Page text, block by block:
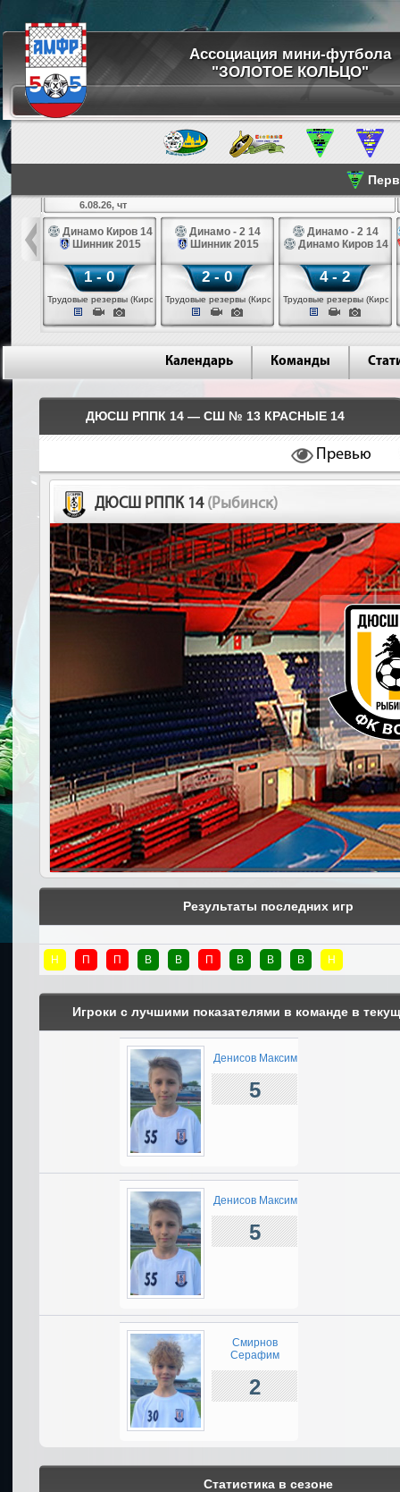
Ассоциация мини-футбола
"ЗОЛОТОЕ КОЛЬЦО"
14
6.08.26, чт
Динамо Киров 14
Шинник 2015
1 - 0
Трудовые резервы (Киров)
Динамо - 2 14
Шинник 2015
2 - 0
Трудовые резервы (Киров)
Динамо - 2 14
Динамо Киров 14
4 - 2
Трудовые резервы (Киров)
Календарь Команды
ДЮСШ РППК 14 — СШ № 13 КРАСНЫЕ 14
Превью
ДЮСШ РППК 14 (Рыбинск)
Результаты последних игр
Н П П В В П В В В Н
Игроки с лучшими показателями в команде в
Денисов Максим
5
Денисов Максим
5
Смирнов
Серафим
2
Статистика в сезоне